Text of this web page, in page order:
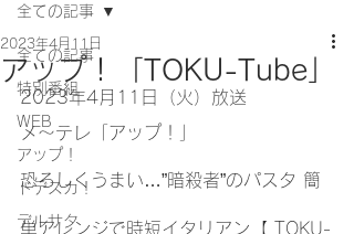
全ての記事
特別番組
WEB
アップ！
ドデスカ！
デルサタ
全ての記事
アップ！「TOKU-Tube」
2023年4月11日
2023年4月11日（火）放送
メ〜テレ「アップ！」
恐ろしくうまい…”暗殺者”のパスタ 簡
単アレンジで時短イタリアン【 TOKU-